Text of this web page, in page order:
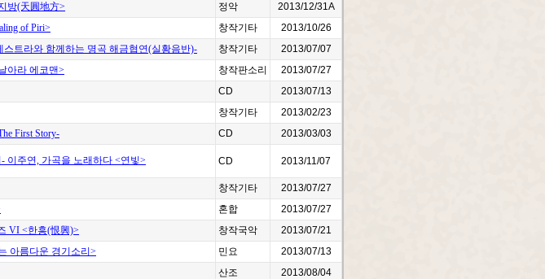
방(天圓地方> 정악
2013/12/31A
of Piri> 창작기타
2013/10/26
트라와 함께하는 명곡 해금협연(실황음반)- 창작기타
2013/07/07
아라 에코맨> 창작판소리
2013/07/27
CD
2013/07/13
창작기타
2013/02/23
First Story- CD 2013/03/03
이주연, 가곡을 노래하다 <연빛> CD 2013/11/07
창작기타
2013/07/27
혼합
2013/07/27
VI <한흥(恨興)> 창작국악
2013/07/21
아름다운 경기소리> 민요
2013/07/13
산조
2013/08/04